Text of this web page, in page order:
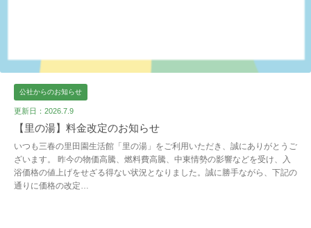
公社からのお知らせ
更新日：2026.7.9
【里の湯】料金改定のお知らせ
いつも三春の里田園生活館「里の湯」をご利用いただき、誠にありがとうご
ざいます。 昨今の物価高騰、燃料費高騰、中東情勢の影響などを受け、入
浴価格の値上げをせざる得ない状況となりました。誠に勝手ながら、下記の
通りに価格の改定…